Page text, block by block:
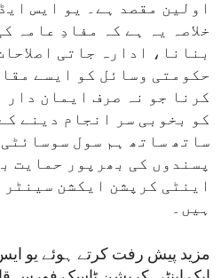
اولین مقصد ہے۔ یو ایس
خلاصہ یہ ہے کہ مفادِ عامہ
بنانا، ادارہ جاتی
حکومتی وسائل کو ایسے
کرنا جو نہ صرف ایمان
کو بخوبی سر انجام دینے
ساتھ ساتھ ہم سول سوسائٹی
پسندوں کی بھرپور حمایت
اینٹی کرپشن ایکشن
ہیں۔
مزید پیش رفت کرتے ہوئے یو ایس